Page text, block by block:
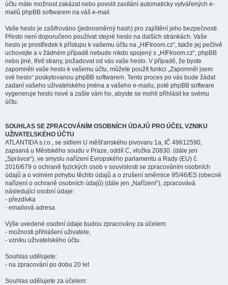
účtu máte možnost zakázat nebo povolit zasílání automaticky vytvářených e-
mailů phpBB softwarem na váš e-mail.
Vaše heslo je zašifrováno (jednosměrný hash) pro zajištění jeho bezpečnosti.
Přesto není doporučeno používat stejné heslo na dalších stránkách. Vaše
heslo je prostředek k přístupu k vašemu účtu na „HIFIroom.cz“, takže jej pečlivě
uchovejte a v žádném případě nebude nikdo spojený s „HIFIroom.cz“, phpBB
nebo jiné, třetí strany, požadovat od vás vaše heslo. V případě, že byste
zapomněli vaše heslo k vašemu účtu, můžete použít funkci „Zapomněl jsem
své heslo“ poskytovanou phpBB softwarem. Tento proces po vás bude žádat
zadaní vašeho uživatelského jména a vašeho e-mailu, poté phpBB software
vygeneruje heslo nové a zašle vám ho, abyste se mohli přihlásit ke svému
účtu.
SOUHLAS SE ZPRACOVÁNÍM OSOBNÍCH ÚDAJŮ PRO ÚČEL VZNIKU
UŽIVATELSKÉHO ÚČTU
ATLANTIDA s.r.o., se sídlem U měšťanského pivovaru 1a, IČ 49612590,
zapsaná u Městského soudu v Praze, oddíl C, vložka 20830. (dále jen
„Správce“), ve smyslu nařízení Evropského parlamentu a Rady (EU) č.
2016/679 o ochraně fyzických osob v souvislosti se zpracováním osobních
údajů a o volném pohybu těchto údajů a o zrušení směrnice 95/46/ES (obecné
nařízení o ochraně osobních údajů) (dále jen „Nařízení“), zpracovává
následující osobní údaje:
- přezdívka
- emailová adresa
Výše uvedené osobní údaje budou zpracovány za účelem:
- možnosti přihlášení uživatele,
- vzniku uživatelského účtu.
Souhlas udělujete:
- na zpracování po dobu 20 let
Souhlas udělujete za účelem: